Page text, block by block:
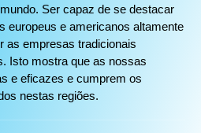
Ser capaz de se destacar
europeus e americanos altamente
as empresas tradicionais
Isto mostra que as nossas
e eficazes e cumprem os
nestas regiões.